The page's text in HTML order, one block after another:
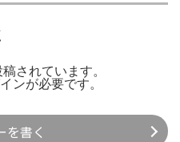
されています。
ンが必要です。
を書く